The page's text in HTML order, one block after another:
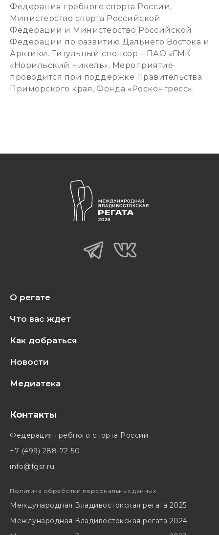
Федерация гребного спорта России,
Министерство спорта Российской
Федерации и Министерство Российской
Федерации по развитию Дальнего Востока и
Арктики. Титульный спонсор – ПАО «ГМК
«Норильский никель». Мероприятие
проводится при поддержке Правительства
Приморского края, Фонда «Росконгресс».
О регате
Что вас ждет
Как добраться
Новости
Медиатека
Контакты
Федерация гребного спорта России
+7 (499) 288-72-50
info@fgsr.ru
Политика обработки персональных данных
Международная Владивостокская регата 2025
Международная Владивостокская регата 2024